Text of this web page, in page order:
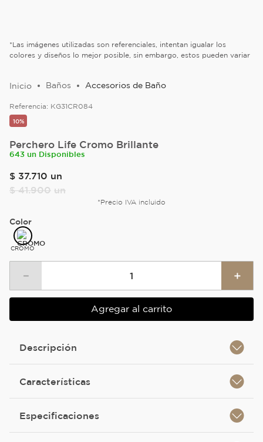
*Las imágenes utilizadas son referenciales, intentan igualar los
colores y diseños lo mejor posible, sin embargo, estos pueden variar
Baños Accesorios de Baño
Referencia: KG31CR084
10%
Perchero Life Cromo Brillante
643 un Disponibles
$ 37.710 un
$ 41.900 un
*Precio IVA incluido
Color
CROMO
＋
－
Agregar al carrito
Descripción
Características
Especificaciones